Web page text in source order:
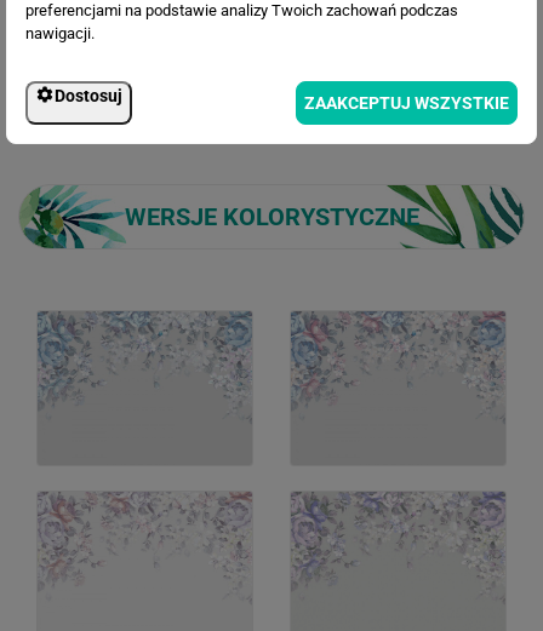
WERSJE KOLORYSTYCZNE
preferencjami na podstawie analizy Twoich zachowań podczas
nawigacji.
Dostosuj ZAAKCEPTUJ WSZYSTKIE